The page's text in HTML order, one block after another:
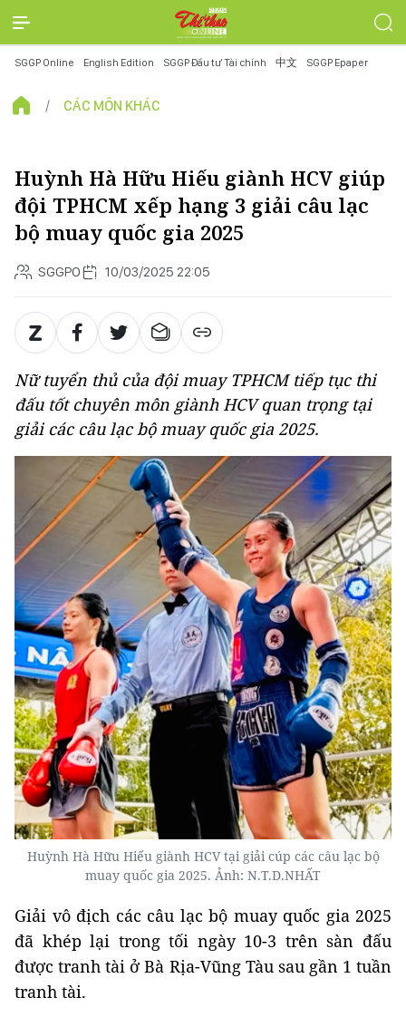
SGGP Online English Edition SGGP Đầu tư Tài chính 中文 SGGP Epaper
CÁC MÔN KHÁC
Huỳnh Hà Hữu Hiếu giành HCV giúp
đội TPHCM xếp hạng 3 giải câu lạc
bộ muay quốc gia 2025
SGGPO 10/03/2025 22:05
Nữ tuyển thủ của đội muay TPHCM tiếp tục thi
đấu tốt chuyên môn giành HCV quan trọng tại
giải các câu lạc bộ muay quốc gia 2025.
Huỳnh Hà Hữu Hiếu giành HCV tại giải cúp các câu lạc bộ
muay quốc gia 2025. Ảnh: N.T.D.NHẤT
Giải vô địch các câu lạc bộ muay quốc gia 2025
đã khép lại trong tối ngày 10-3 trên sàn đấu
được tranh tài ở Bà Rịa-Vũng Tàu sau gần 1 tuần
tranh tài.